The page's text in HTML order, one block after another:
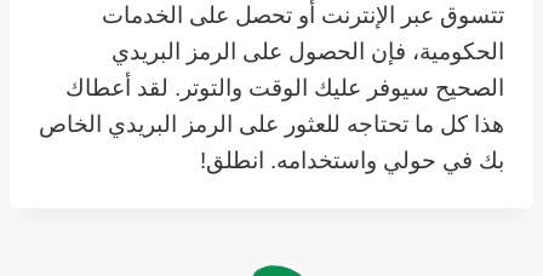
تتسوق عبر الإنترنت أو تحصل على الخدمات
الحكومية، فإن الحصول على الرمز البريدي
الصحيح سيوفر عليك الوقت والتوتر. لقد أعطاك
هذا كل ما تحتاجه للعثور على الرمز البريدي الخاص
بك في حولي واستخدامه. انطلق!